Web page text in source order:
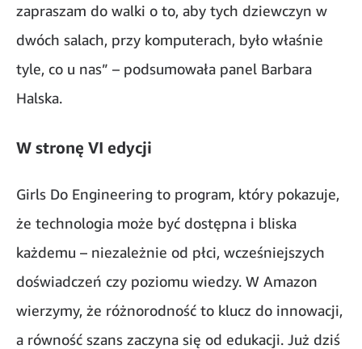
zapraszam do walki o to, aby tych dziewczyn w
dwóch salach, przy komputerach, było właśnie
tyle, co u nas” – podsumowała panel Barbara
Halska.
W stronę VI edycji
Girls Do Engineering to program, który pokazuje,
że technologia może być dostępna i bliska
każdemu – niezależnie od płci, wcześniejszych
doświadczeń czy poziomu wiedzy. W Amazon
wierzymy, że różnorodność to klucz do innowacji,
a równość szans zaczyna się od edukacji. Już dziś